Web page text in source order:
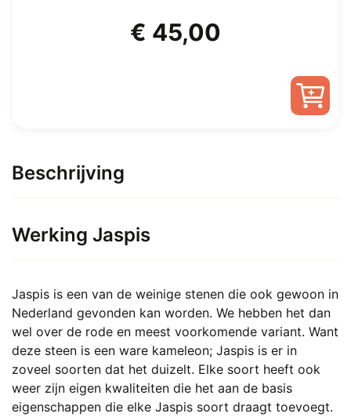
€ 45,00
Beschrijving
Werking Jaspis
Jaspis is een van de weinige stenen die ook gewoon in
Nederland gevonden kan worden. We hebben het dan
wel over de rode en meest voorkomende variant. Want
deze steen is een ware kameleon; Jaspis is er in
zoveel soorten dat het duizelt. Elke soort heeft ook
weer zijn eigen kwaliteiten die het aan de basis
eigenschappen die elke Jaspis soort draagt toevoegt.